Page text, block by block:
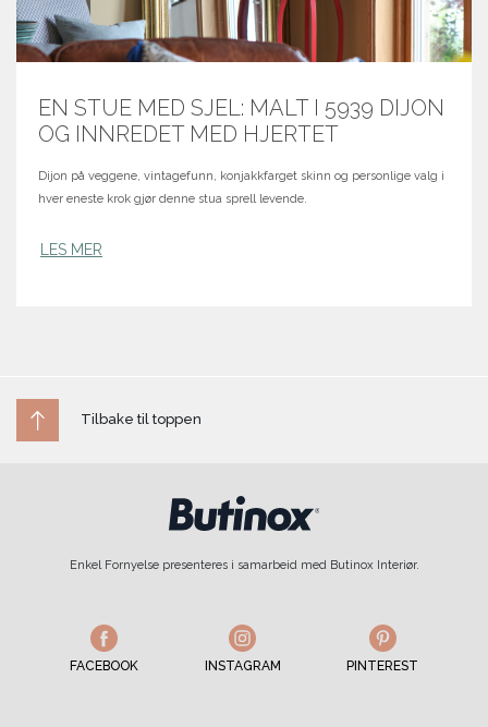
EN STUE MED SJEL: MALT I 5939 DIJON
OG INNREDET MED HJERTET
Dijon på veggene, vintagefunn, konjakkfarget skinn og personlige valg i
hver eneste krok gjør denne stua sprell levende.
LES MER
Tilbake til toppen
Enkel Fornyelse presenteres i samarbeid med Butinox Interiør.
FACEBOOK INSTAGRAM PINTEREST